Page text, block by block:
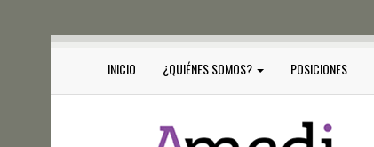
INICIO ¿QUIÉNES SOMOS? POSICIONES